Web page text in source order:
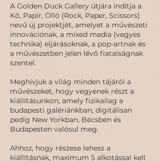
A Golden Duck Gallery útjára indítja a
Kő, Papír, Olló (Rock, Paper, Scissors)
nevű új projektjét, amelyet a művészeti
innovációnak, a mixed media (vegyes
technika) eljárásoknak, a pop-artnak és
a művészetben jelen lévő fiatalságnak
szentel.
Meghívjuk a világ minden tájáról a
művészeket, hogy vegyenek részt a
kiállításunkon, amely fizikailag a
budapesti galériánkban, digitálisan
pedig New Yorkban, Bécsben és
Budapesten valósul meg.
Ahhoz, hogy részese lehess a
kiállításnak, maximum 5 alkotással kell